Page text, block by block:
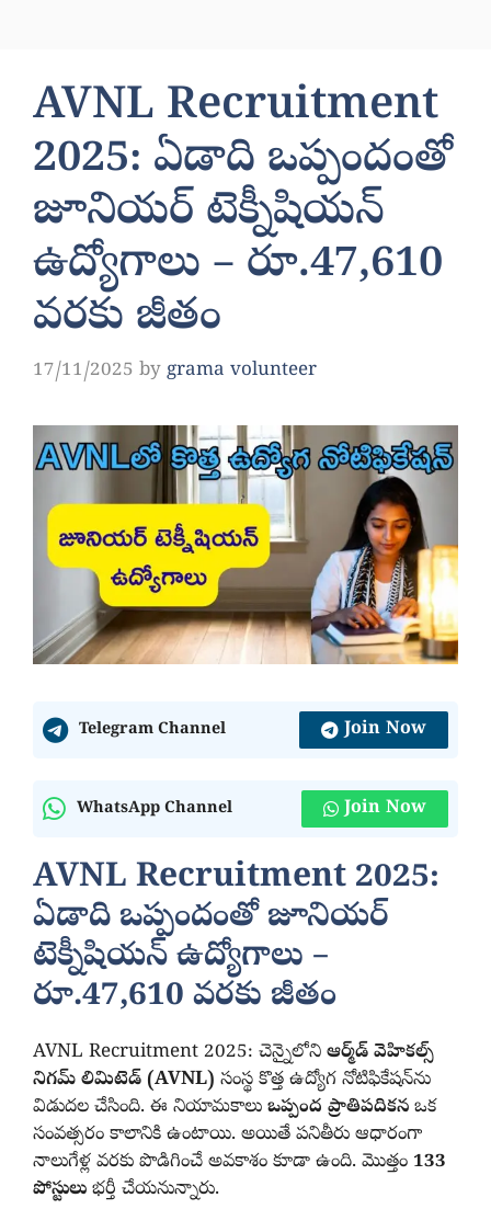
AVNL Recruitment
2025: ఏడాది ఒప్పందంతో
జూనియర్‌ టెక్నీషియన్‌
ఉద్యోగాలు – రూ.47,610
వరకు జీతం
17/11/2025 by grama volunteer
Telegram Channel Join Now
WhatsApp Channel Join Now
AVNL Recruitment 2025:
ఏడాది ఒప్పందంతో జూనియర్‌
టెక్నీషియన్‌ ఉద్యోగాలు –
రూ.47,610 వరకు జీతం
AVNL Recruitment 2025: చెన్నైలోని ఆర్మ్‌డ్ వెహికల్స్
నిగమ్ లిమిటెడ్ (AVNL) సంస్థ కొత్త ఉద్యోగ నోటిఫికేషన్‌ను
విడుదల చేసింది. ఈ నియామకాలు ఒప్పంద ప్రాతిపదికన ఒక
సంవత్సరం కాలానికి ఉంటాయి. అయితే పనితీరు ఆధారంగా
నాలుగేళ్ల వరకు పొడిగించే అవకాశం కూడా ఉంది. మొత్తం 133
పోస్టులు భర్తీ చేయనున్నారు.